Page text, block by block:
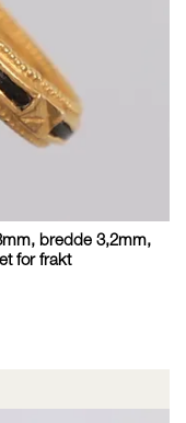
bredde 3,2mm,
for frakt